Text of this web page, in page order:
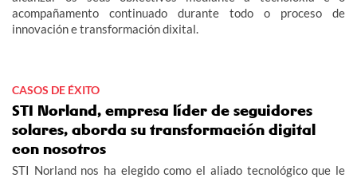
acompañamento continuado durante todo o proceso de
innovación e transformación dixital.
CASOS DE ÉXITO
STI Norland, empresa líder de seguidores
solares, aborda su transformación digital
con nosotros
STI Norland nos ha elegido como el aliado tecnológico que le